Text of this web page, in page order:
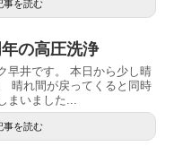
事を読む
の高圧洗浄
早井です。 本日から少し晴
晴れ間が戻ってくると同時
まいました...
事を読む